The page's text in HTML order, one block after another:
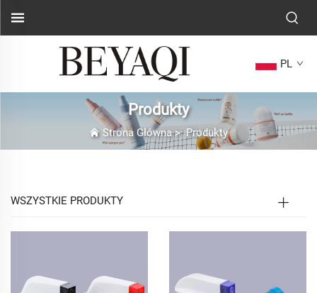
PL
Produkty
Strona Główna>Produkty
WSZYSTKIE PRODUKTY